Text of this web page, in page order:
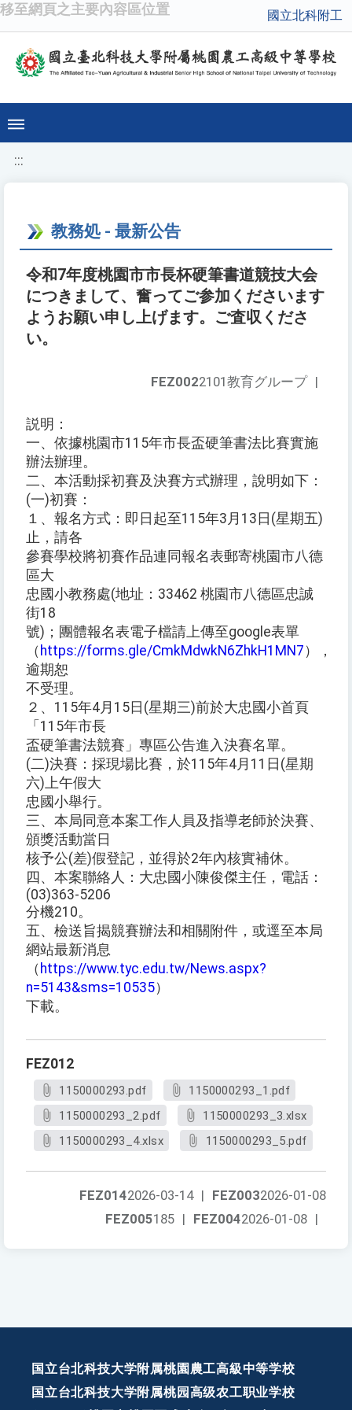
移至網頁之主要內容區位置 國立北科附工
:::
教務処 - 最新公告
令和7年度桃園市市長杯硬筆書道競技大会
につきまして、奮ってご参加くださいます
ようお願い申し上げます。ご査収くださ
い。
FEZ0022101教育グループ |
説明：
一、依據桃園市115年市長盃硬筆書法比賽實施
辦法辦理。
二、本活動採初賽及決賽方式辦理，說明如下：
(一)初賽：
１、報名方式：即日起至115年3月13日(星期五)
止，請各
參賽學校將初賽作品連同報名表郵寄桃園市八德
區大
忠國小教務處(地址：33462 桃園市八德區忠誠
街18
號)；團體報名表電子檔請上傳至google表單
（ https://forms.gle/CmkMdwkN6ZhkH1MN7 ），
逾期恕
不受理。
２、115年4月15日(星期三)前於大忠國小首頁
「115年市長
盃硬筆書法競賽」專區公告進入決賽名單。
(二)決賽：採現場比賽，於115年4月11日(星期
六)上午假大
忠國小舉行。
三、本局同意本案工作人員及指導老師於決賽、
頒獎活動當日
核予公(差)假登記，並得於2年內核實補休。
四、本案聯絡人：大忠國小陳俊傑主任，電話：
(03)363-5206
分機210。
五、檢送旨揭競賽辦法和相關附件，或逕至本局
網站最新消息
（ https://www.tyc.edu.tw/News.aspx?
n=5143&sms=10535）
下載。
FEZ012
1150000293.pdf
1150000293_1.pdf
1150000293_2.pdf
1150000293_3.xlsx
1150000293_4.xlsx
1150000293_5.pdf
FEZ0032026-01-08
FEZ0142026-03-14 |
FEZ0042026-01-08 |
FEZ005185 |
国立台北科技大学附属桃園農工高級中等学校
国立台北科技大学附属桃园高级农工职业学校